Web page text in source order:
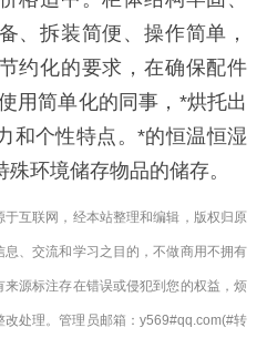
、拆装简便、操作简单，
约化的要求，在确保配件
用简单化的同事，*烘托出
和个性特点。*的恒温恒湿
环境储存物品的储存。
于互联网，经本站整理和编辑，版权归原
、交流和学习之目的，不做商用不拥有
源标注存在错误或侵犯到您的权益，烦
处理。管理员邮箱：y569#qq.com(#转